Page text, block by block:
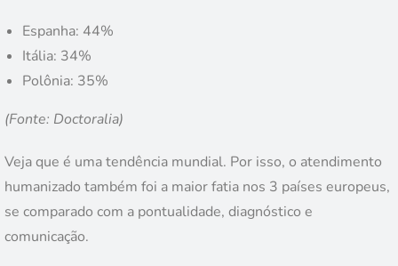
Espanha: 44%
Itália: 34%
Polônia: 35%
(Fonte: Doctoralia)
Veja que é uma tendência mundial. Por isso, o atendimento
humanizado também foi a maior fatia nos 3 países europeus,
se comparado com a pontualidade, diagnóstico e
comunicação.